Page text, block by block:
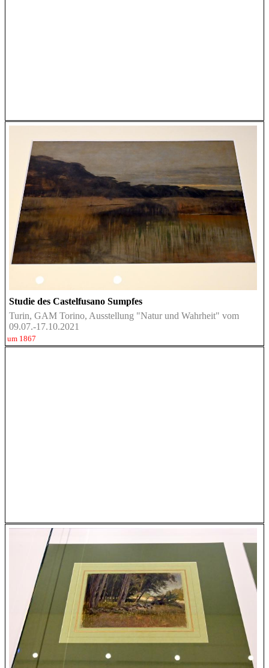
Studie des Castelfusano Sumpfes
Turin, GAM Torino, Ausstellung "Natur und Wahrheit" vom
09.07.-17.10.2021
um 1867